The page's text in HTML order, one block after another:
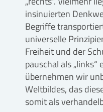
insinuierten
Begriffe
universelle
Freiheit und der
pauschal als
übernehmen wir
Weltbildes, das
somit als